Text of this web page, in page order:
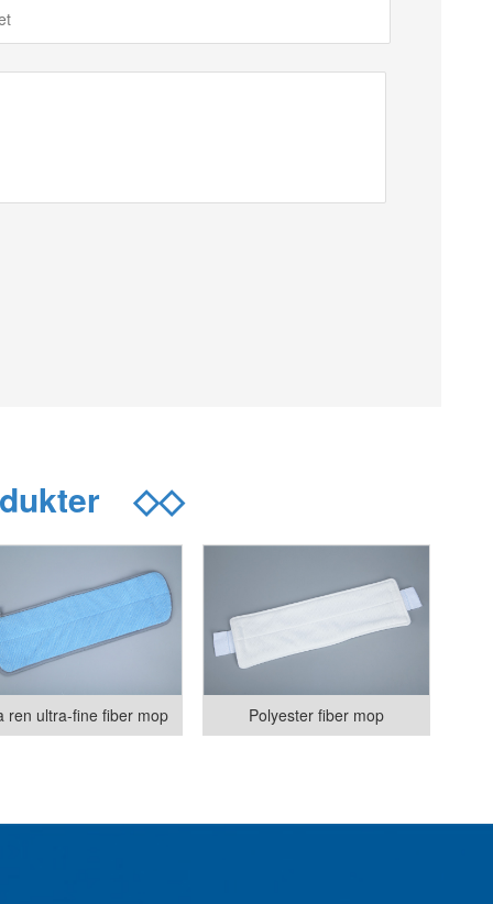
◇◇
ren ultra-fine fiber mop Polyester fiber mop